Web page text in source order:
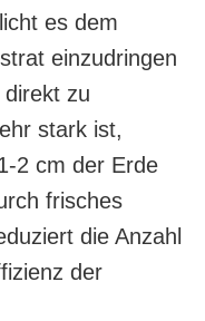
es dem
einzudringen
zu
stark ist,
2 cm der Erde
frisches
die Anzahl
der